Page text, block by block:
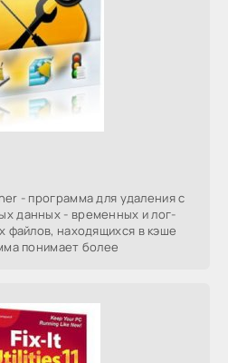
- программа для удаления с
данных - временных и лог-
файлов, находящихся в кэше
понимает более